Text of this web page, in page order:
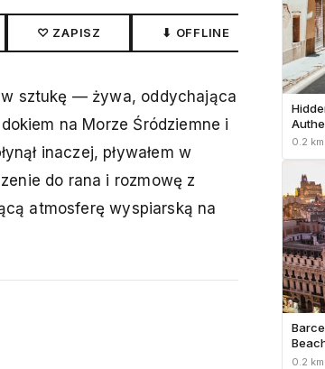
♡ ZAPISZ ⬇ OFFLINE
w sztukę — żywa, oddychająca
na Morze Śródziemne i
inaczej, pływałem w
do rana i rozmowę z
atmosferę wyspiarską na
0.2
Day
0.2